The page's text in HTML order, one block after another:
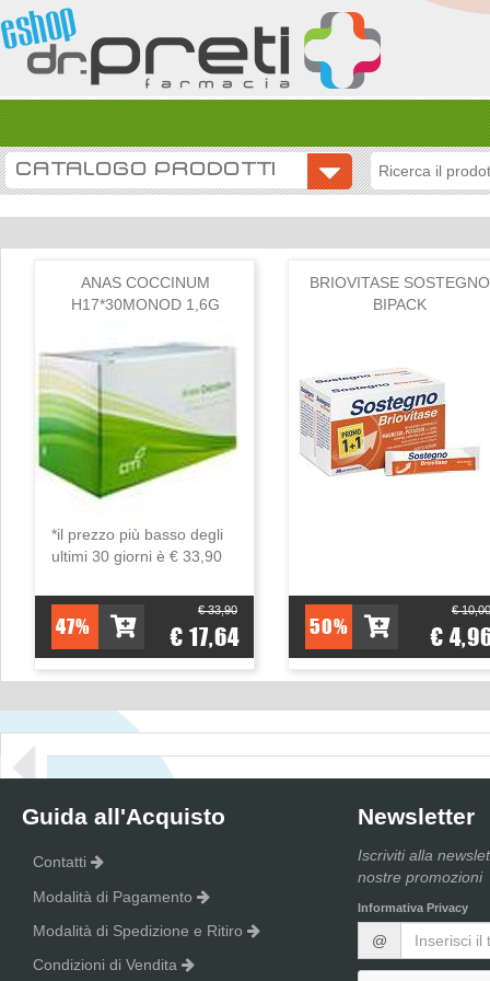
CATALOGO PRODOTTI
ANAS COCCINUM
H17*30MONOD 1,6G
*il prezzo più basso degli
ultimi 30 giorni è € 33,90
47%
€ 33,90
€ 17,64
BRIOVITASE SOSTEGNO
BIPACK
50%
€ 10,00
€
Guida all'Acquisto
Contatti
Modalità di Pagamento
Modalità di Spedizione e Ritiro
Condizioni di Vendita
Newsletter
Iscriviti alla
nostre promozioni
Informativa Privacy
@